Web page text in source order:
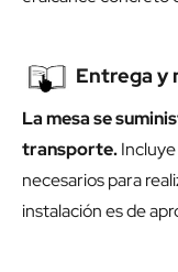
Entrega y
La mesa se
transporte.
necesarios para
instalación es de